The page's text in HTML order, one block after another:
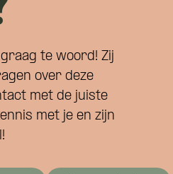
te woord! Zij
over deze
met de juiste
met je en zijn
Wat is je naam?